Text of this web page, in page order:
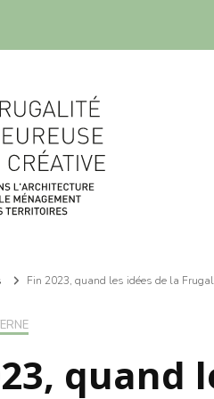
et le ménagement des territoires
Fin 2023, quand les idées de la
quand